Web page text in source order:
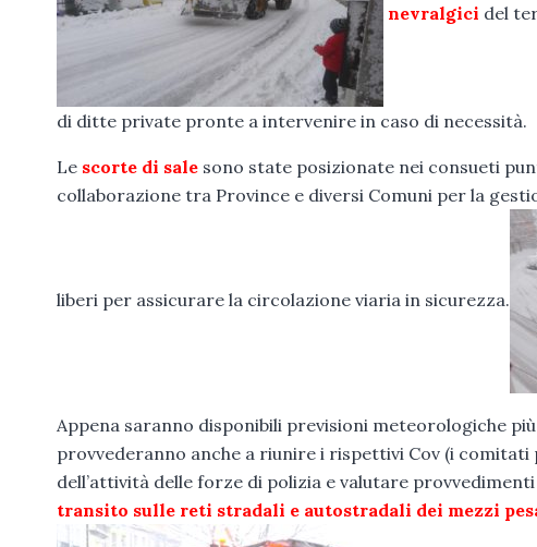
nevralgici del
di ditte private pronte a intervenire in caso di necessità.
Le scorte di sale sono state posizionate nei consueti
collaborazione tra Province e diversi Comuni per la
liberi per assicurare la circolazione viaria in sicurezza.
Appena saranno disponibili previsioni meteorologiche
provvederanno anche a riunire i rispettivi Cov (i
dell’attività delle forze di polizia e valutare
transito sulle reti stradali e autostradali dei mezzi